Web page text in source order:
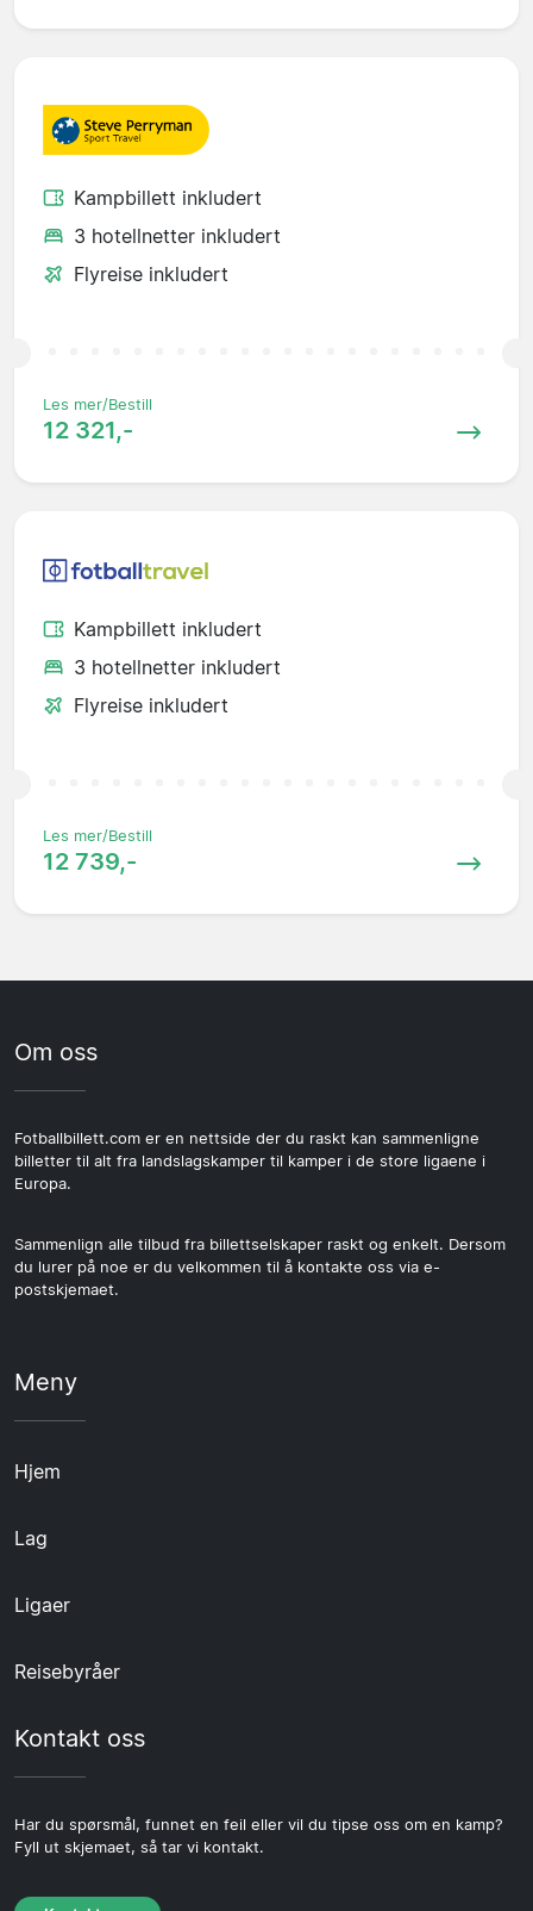
Kampbillett inkludert
3 hotellnetter inkludert
Flyreise inkludert
Les mer/Bestill
12 321,-
Kampbillett inkludert
3 hotellnetter inkludert
Flyreise inkludert
Les mer/Bestill
12 739,-
Om oss
Fotballbillett.com er en nettside der du raskt kan sammenligne
billetter til alt fra landslagskamper til kamper i de store ligaene i
Europa.
Sammenlign alle tilbud fra billettselskaper raskt og enkelt. Dersom
du lurer på noe er du velkommen til å kontakte oss via e-
postskjemaet.
Meny
Hjem
Lag
Ligaer
Reisebyråer
Kontakt oss
Har du spørsmål, funnet en feil eller vil du tipse oss om en kamp?
Fyll ut skjemaet, så tar vi kontakt.